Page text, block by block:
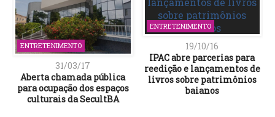
ENTRETENIMENTO
31/03/17
Aberta chamada pública
para ocupação dos espaços
culturais da SecultBA
ENTRETENIMENTO
19/10/16
IPAC abre parcerias para
reedição e lançamentos de
livros sobre patrimônios
baianos